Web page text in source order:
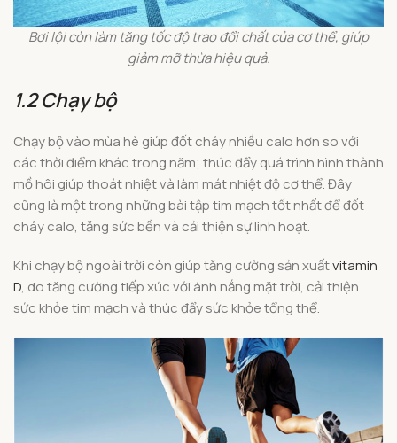
Bơi lội còn làm tăng tốc độ trao đổi chất của cơ thể, giúp
giảm mỡ thừa hiệu quả.
1.2 Chạy bộ
Chạy bộ vào mùa hè giúp đốt cháy nhiều calo hơn so với
các thời điểm khác trong năm; thúc đẩy quá trình hình thành
mồ hôi giúp thoát nhiệt và làm mát nhiệt độ cơ thể. Đây
cũng là một trong những bài tập tim mạch tốt nhất để đốt
cháy calo, tăng sức bền và cải thiện sự linh hoạt.
Khi chạy bộ ngoài trời còn giúp tăng cường sản xuấtvitamin
D, do tăng cường tiếp xúc với ánh nắng mặt trời, cải thiện
sức khỏe tim mạch và thúc đẩy sức khỏe tổng thể.